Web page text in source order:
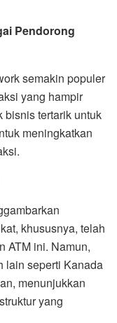
Pendorong
semakin populer
yang hampir
bisnis tertarik untuk
meningkatkan
khususnya, telah
ATM ini. Namun,
lain seperti Kanada
menunjukkan
yang